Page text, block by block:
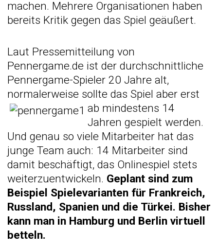
machen. Mehrere Organisationen haben
bereits Kritik gegen das Spiel geäußert.
Laut Pressemitteilung von
Pennergame.de ist der durchschnittliche
Pennergame-Spieler 20 Jahre alt,
normalerweise sollte das Spiel aber erst
ab mindestens 14
Jahren gespielt werden.
Und genau so viele Mitarbeiter hat das
junge Team auch: 14 Mitarbeiter sind
damit beschäftigt, das Onlinespiel stets
weiterzuentwickeln. Geplant sind zum
Beispiel Spielevarianten für Frankreich,
Russland, Spanien und die Türkei. Bisher
kann man in Hamburg und Berlin virtuell
betteln.